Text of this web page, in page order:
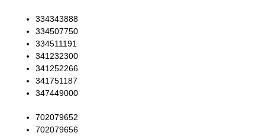
334343888
334507750
334511191
341232300
341252266
341751187
347449000
702079652
702079656